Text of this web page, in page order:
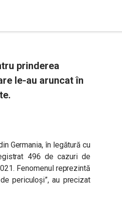
prinderea
le-au aruncat în
Germania, în legătură cu
496 de cazuri de
Fenomenul reprezintă
periculoşi”, au precizat